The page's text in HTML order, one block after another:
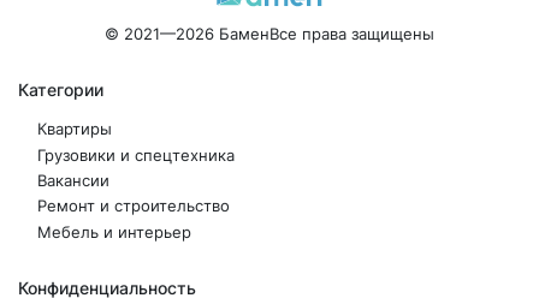
© 2021—2026 БаменВсе права защищены
Категории
Квартиры
Грузовики и спецтехника
Вакансии
Ремонт и строительство
Мебель и интерьер
Конфиденциальность